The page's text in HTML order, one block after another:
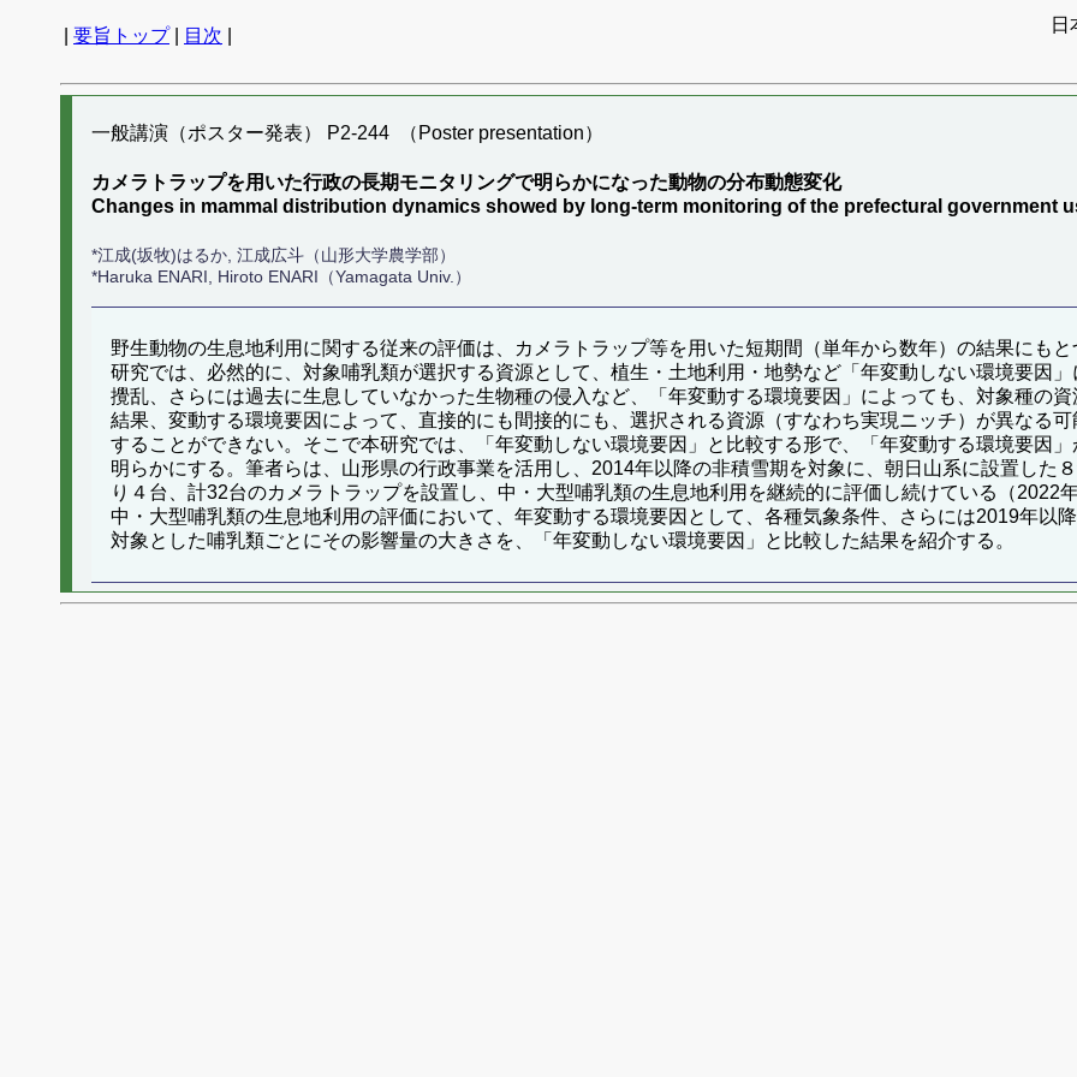
要旨トップ| 目次
日
一般講演（ポスター発表） P2-244 （Poster presentation）
カメラトラップを用いた行政の長期モニタリングで明らかになった動物の分布動態変化
Changes in mammal distribution dynamics showed by long-term monitoring of the prefectural government
*江成(坂牧)はるか, 江成広斗（山形大学農学部）
*Haruka ENARI, Hiroto ENARI（Yamagata Univ.）
野生動物の生息地利用に関する従来の評価は、カメラトラップ等を用いた短期間（単年から数年）の結果にも
研究では、必然的に、対象哺乳類が選択する資源として、植生・土地利用・地勢など「年変動しない環境要因
攪乱、さらには過去に生息していなかった生物種の侵入など、「年変動する環境要因」によっても、対象種の
結果、変動する環境要因によって、直接的にも間接的にも、選択される資源（すなわち実現ニッチ）が異なる
することができない。そこで本研究では、「年変動しない環境要因」と比較する形で、「年変動する環境要因
明らかにする。筆者らは、山形県の行政事業を活用し、2014年以降の非積雪期を対象に、朝日山系に設置した
り４台、計32台のカメラトラップを設置し、中・大型哺乳類の生息地利用を継続的に評価し続けている（2022
中・大型哺乳類の生息地利用の評価において、年変動する環境要因として、各種気象条件、さらには2019年以
対象とした哺乳類ごとにその影響量の大きさを、「年変動しない環境要因」と比較した結果を紹介する。